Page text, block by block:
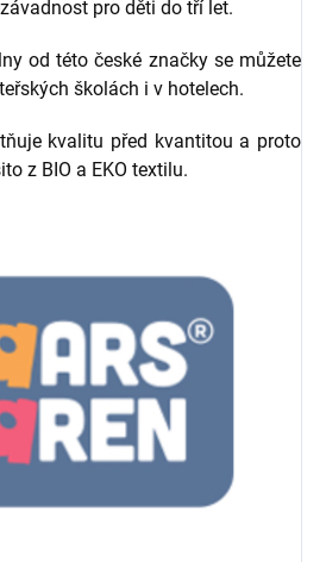
pro děti do tří let.
od této české značky se můžete
školách i v hotelech.
kvalitu před kvantitou a proto
z BIO a EKO textilu.